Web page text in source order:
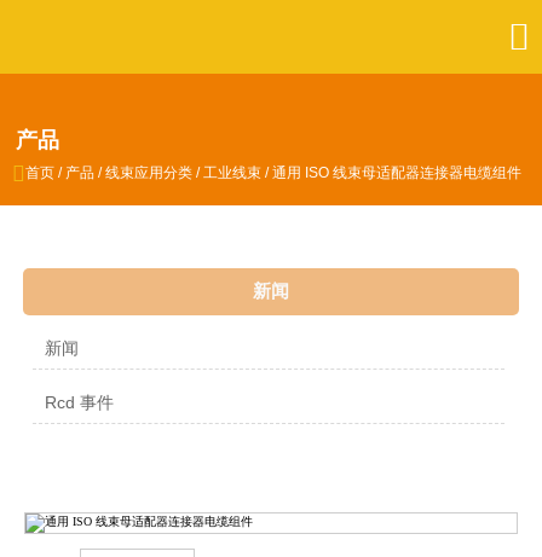

产品
 首页 / 产品 /线束应用分类 / 工业线束 /通用 ISO 线束母适配器连接器电缆组件
新闻
新闻
Rcd 事件